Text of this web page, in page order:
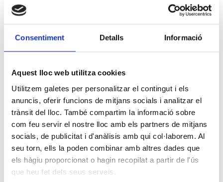
Consentiment Detalls Informació
Aquest lloc web utilitza cookies
Utilitzem galetes per personalitzar el contingut i els
anuncis, oferir funcions de mitjans socials i analitzar el
trànsit del lloc. També compartim la informació sobre
com feu servir el nostre lloc amb els partners de mitjans
socials, de publicitat i d'anàlisis amb qui col·laborem. Al
seu torn, ells la poden combinar amb altres dades que
els hàgiu proporcionat o hagin recopilat a partir de l'ús
que heu fet dels seus serveis.
2025. Canvis en Fiscalitat,
Mercat Laboral i Seguretat
Social
La USOC t’informa de tot el
que cal saber sobre les
reformes que marcaran
l’economia i el benestar social
aquest any.